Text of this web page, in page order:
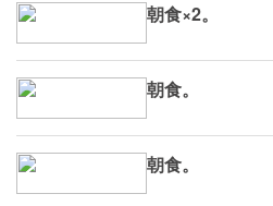
朝食×2。
朝食。
朝食。